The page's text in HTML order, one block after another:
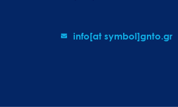
info[at symbol]gnto.gr